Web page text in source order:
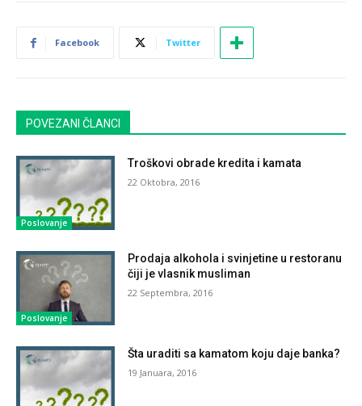
Facebook Twitter
POVEZANI ČLANCI
Poslovanje
Troškovi obrade kredita i kamata
22 Oktobra, 2016
Poslovanje
Prodaja alkohola i svinjetine u restoranu
čiji je vlasnik musliman
22 Septembra, 2016
Šta uraditi sa kamatom koju daje banka?
19 Januara, 2016